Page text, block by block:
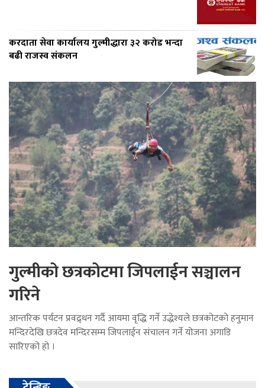
करदाता सेवा कार्यालय गुल्मीद्धारा ३२ करोड भन्दा
बढी राजस्व संकलन
गुल्मीको छत्रकोटमा जिपलाईन सञ्चालन
गरिने
आन्तरिक पर्यटन प्रवद्र्धन गर्दै आयमा वृद्धि गर्ने उद्धेश्यले छत्रकोटको हनुमान
मन्दिरदेखि छत्रदेव मन्दिरसम्म जिपलाईन संचालन गर्ने योजना अगाडि
सारिएको हो ।